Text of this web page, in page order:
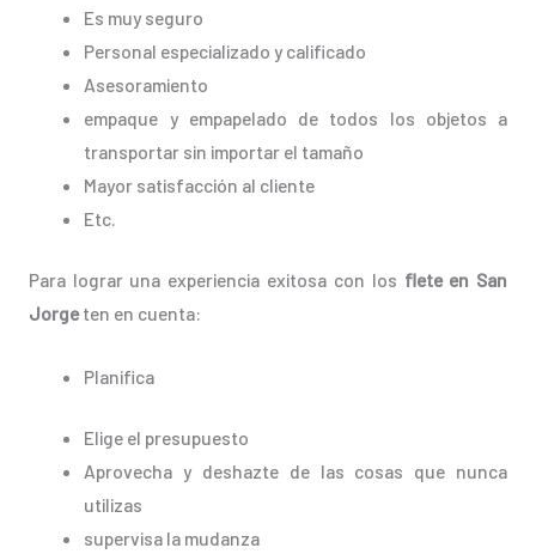
Es muy seguro
Personal especializado y calificado
Asesoramiento
empaque y empapelado de todos los objetos a
transportar sin importar el tamaño
Mayor satisfacción al cliente
Etc.
Para lograr una experiencia exitosa con los flete en San
Jorgeten en cuenta:
Planifica
Elige el presupuesto
Aprovecha y deshazte de las cosas que nunca
utilizas
supervisa la mudanza